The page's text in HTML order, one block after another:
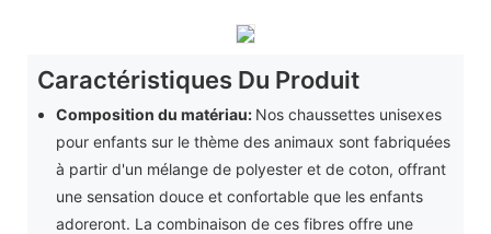
Caractéristiques Du Produit
Composition du matériau: Nos chaussettes unisexes
pour enfants sur le thème des animaux sont fabriquées
à partir d'un mélange de polyester et de coton, offrant
une sensation douce et confortable que les enfants
adoreront. La combinaison de ces fibres offre une